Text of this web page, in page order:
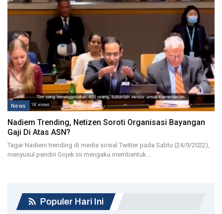
News
Nadiem Trending, Netizen Soroti Organisasi Bayangan
Gaji Di Atas ASN?
Tagar Nadiem trending di media sosial Twitter pada Sabtu (24/9/2022),
menyusul pendiri Gojek ini mengaku membentuk…
Populer Hari Ini